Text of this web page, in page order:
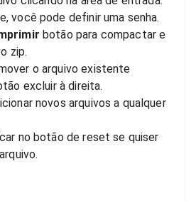
você pode definir uma senha.
botão para compactar e
zip.
o arquivo existente
excluir à direita.
novos arquivos a qualquer
no botão de reset se quiser